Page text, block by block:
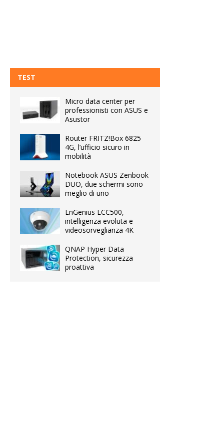
TEST
Micro data center per
professionisti con ASUS e
Asustor
Router FRITZ!Box 6825
4G, l’ufficio sicuro in
mobilità
Notebook ASUS Zenbook
DUO, due schermi sono
meglio di uno
EnGenius ECC500,
intelligenza evoluta e
videosorveglianza 4K
QNAP Hyper Data
Protection, sicurezza
proattiva